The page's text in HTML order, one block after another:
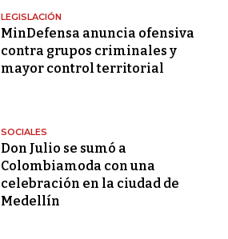
LEGISLACIÓN
MinDefensa anuncia ofensiva
contra grupos criminales y
mayor control territorial
SOCIALES
Don Julio se sumó a
Colombiamoda con una
celebración en la ciudad de
Medellín